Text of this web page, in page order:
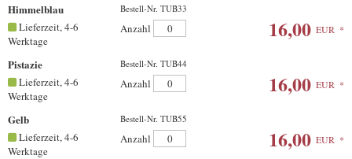
Himmelblau Bestell-Nr. TUB33
Lieferzeit, 4-6
Werktage
Anzahl 16,00 EUR *
Pistazie Bestell-Nr. TUB44
Lieferzeit, 4-6
Werktage
Anzahl 16,00 EUR *
Gelb Bestell-Nr. TUB55
Lieferzeit, 4-6
Werktage
Anzahl 16,00 EUR *